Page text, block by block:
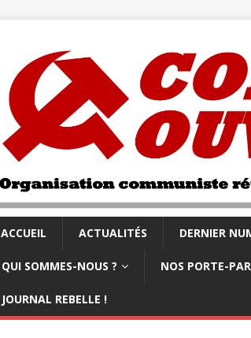
ACCUEIL ACTUALITÉS DERNIER
QUI SOMMES-NOUS ? NOS PORTE-
JOURNAL REBELLE !